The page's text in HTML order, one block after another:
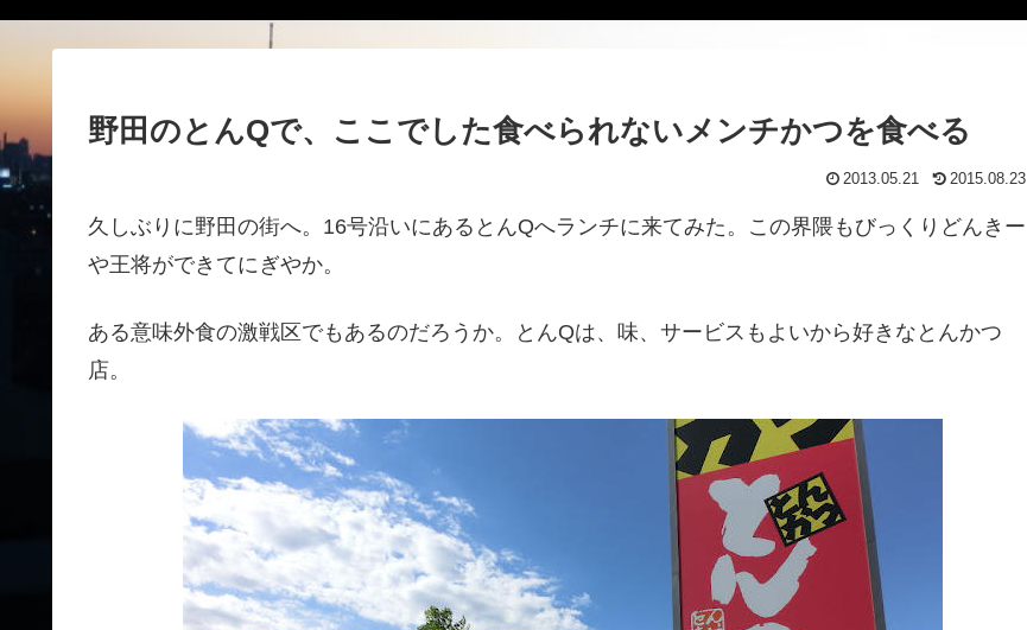
野田のとんQで、ここでした食べられないメンチかつを食べる
2013.05.21 2015.08.23
久しぶりに野田の街へ。16号沿いにあるとんQへランチに来てみた。この界隈もびっくりどんきー
や王将ができてにぎやか。
ある意味外食の激戦区でもあるのだろうか。とんQは、味、サービスもよいから好きなとんかつ
店。